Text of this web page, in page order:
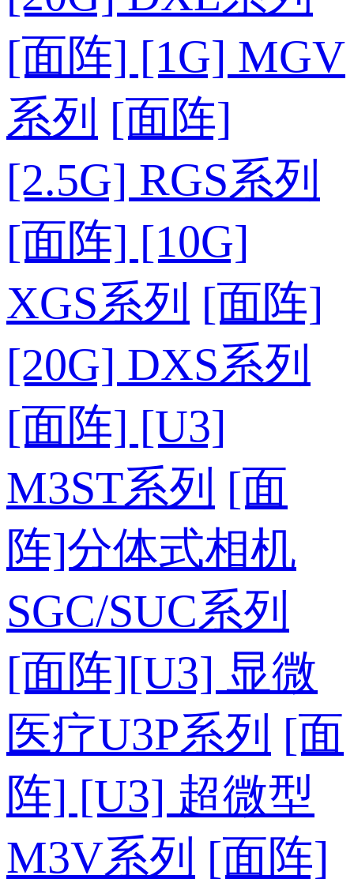
[面阵] [1G] MGV
系列 [面阵]
[2.5G] RGS系列
[面阵] [10G]
XGS系列 [面阵]
[20G] DXS系列
[面阵] [U3]
M3ST系列 [面
阵]分体式相机
SGC/SUC系列
[面阵][U3] 显微
医疗U3P系列 [面
阵] [U3] 超微型
M3V系列 [面阵]